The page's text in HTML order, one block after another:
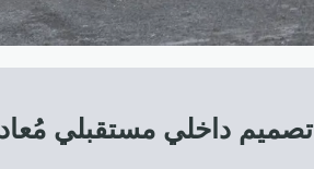
تصميم داخلي مستقبلي